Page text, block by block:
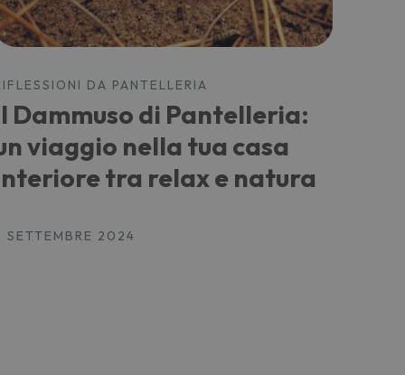
DA PANTELLERIA
Dammuso di Pantelleria:
viaggio nella tua casa
tra relax e natura
SETTEMBRE 2024